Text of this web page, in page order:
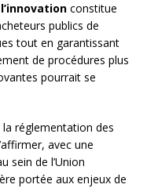
constitue
publics de
tout en garantissant
de procédures plus
pourrait se
la réglementation des
avec une
sein de l’Union
portée aux enjeux de